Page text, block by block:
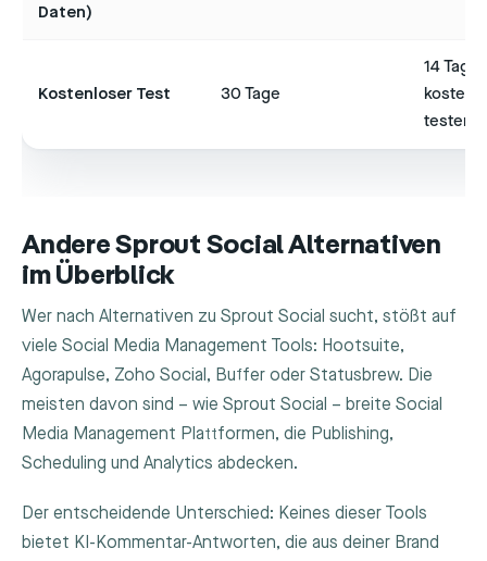
Daten)
Kostenloser Test 30 Tage
14 Tage
testen
Andere Sprout Social Alternativen
im Überblick
Wer nach Alternativen zu Sprout Social sucht, stößt auf
viele Social Media Management Tools: Hootsuite,
Agorapulse, Zoho Social, Buffer oder Statusbrew. Die
meisten davon sind – wie Sprout Social – breite Social
Media Management Plattformen, die Publishing,
Scheduling und Analytics abdecken.
Der entscheidende Unterschied: Keines dieser Tools
bietet KI-Kommentar-Antworten, die aus deiner Brand